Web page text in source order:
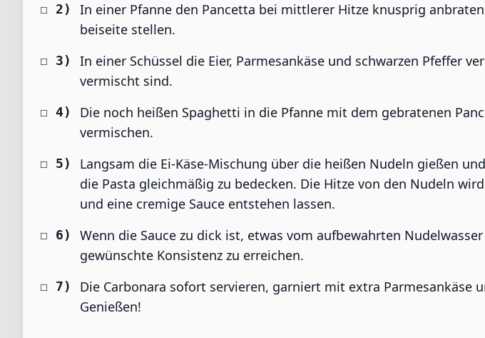
In einer Pfanne den Pancetta bei mittlerer Hitze knusprig
beiseite stellen.
In einer Schüssel die Eier, Parmesankäse und schwarzen Pfeffer
vermischt sind.
Die noch heißen Spaghetti in die Pfanne mit dem gebratenen
vermischen.
Langsam die Ei-Käse-Mischung über die heißen Nudeln gießen
die Pasta gleichmäßig zu bedecken. Die Hitze von den Nudeln
und eine cremige Sauce entstehen lassen.
Wenn die Sauce zu dick ist, etwas vom aufbewahrten
gewünschte Konsistenz zu erreichen.
Die Carbonara sofort servieren, garniert mit extra Parmesankäse
Genießen!